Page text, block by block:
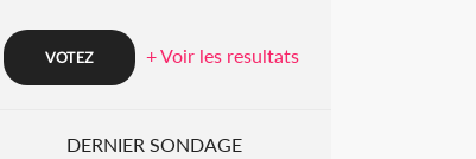
+ Voir les resultats
DERNIER SONDAGE